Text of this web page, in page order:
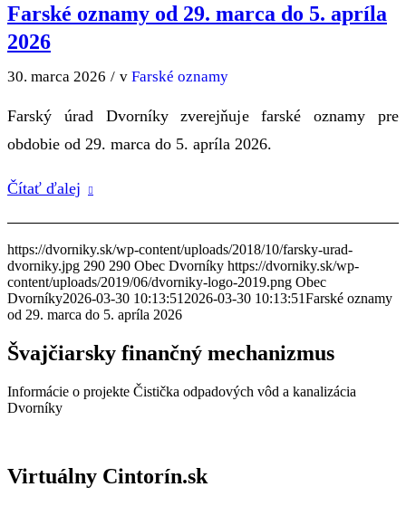
Farské oznamy od 29. marca do 5. apríla
2026
30. marca 2026 / v Farské oznamy
Farský úrad Dvorníky zverejňuje farské oznamy pre
obdobie od 29. marca do 5. apríla 2026.
Čítať ďalej
https://dvorniky.sk/wp-content/uploads/2018/10/farsky-urad-
dvorniky.jpg 290 290 Obec Dvorníky https://dvorniky.sk/wp-
content/uploads/2019/06/dvorniky-logo-2019.png Obec
Dvorníky2026-03-30 10:13:51 2026-03-30 10:13:51Farské oznamy
od 29. marca do 5. apríla 2026
Švajčiarsky finančný mechanizmus
Informácie o projekte Čistička odpadových vôd a kanalizácia
Dvorníky
Virtuálny Cintorín.sk